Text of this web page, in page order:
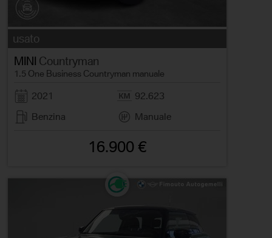
usato
MINI Countryman
1.5 One Business Countryman manuale
2021
92.623
Benzina
Manuale
16.900 €